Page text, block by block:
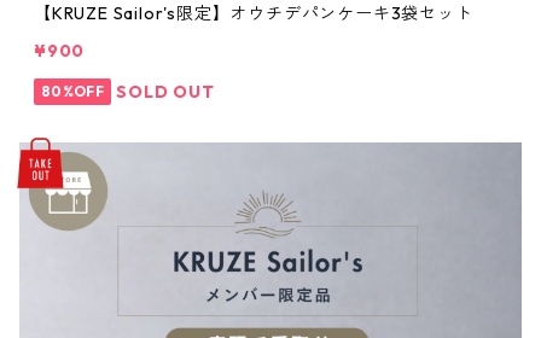
【KRUZE Sailor's限定】オウチデパンケーキ3袋セット
¥900
80%OFF SOLD OUT